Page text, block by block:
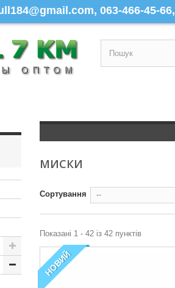
063-466-45-
МИСКИ
Сортування --
Показані 1 - 42 із 42 пунктів
НОВИЙ